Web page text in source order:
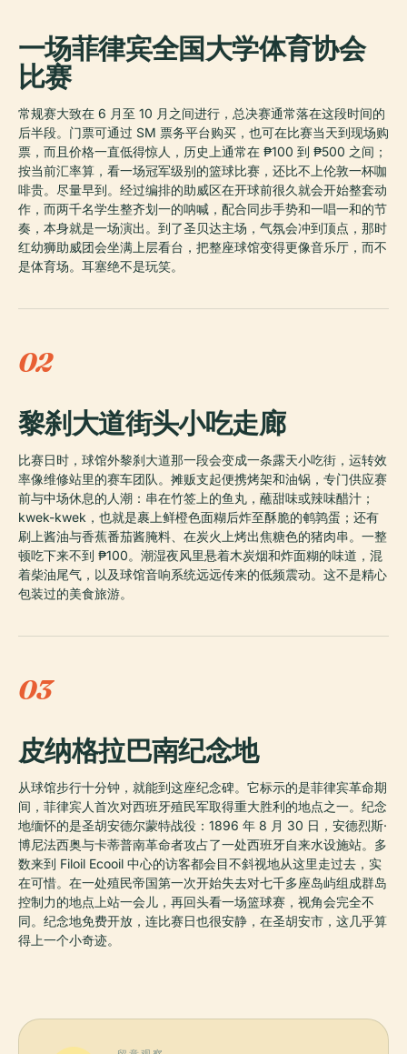
一场菲律宾全国大学体育协会
比赛
常规赛大致在 6 月至 10 月之间进行，总决赛通常落在这段时间的
后半段。门票可通过 SM 票务平台购买，也可在比赛当天到现场购
票，而且价格一直低得惊人，历史上通常在 ₱100 到 ₱500 之间；
按当前汇率算，看一场冠军级别的篮球比赛，还比不上伦敦一杯咖
啡贵。尽量早到。经过编排的助威区在开球前很久就会开始整套动
作，而两千名学生整齐划一的呐喊，配合同步手势和一唱一和的节
奏，本身就是一场演出。到了圣贝达主场，气氛会冲到顶点，那时
红幼狮助威团会坐满上层看台，把整座球馆变得更像音乐厅，而不
是体育场。耳塞绝不是玩笑。
02
黎刹大道街头小吃走廊
比赛日时，球馆外黎刹大道那一段会变成一条露天小吃街，运转效
率像维修站里的赛车团队。摊贩支起便携烤架和油锅，专门供应赛
前与中场休息的人潮：串在竹签上的鱼丸，蘸甜味或辣味醋汁；
kwek-kwek，也就是裹上鲜橙色面糊后炸至酥脆的鹌鹑蛋；还有
刷上酱油与香蕉番茄酱腌料、在炭火上烤出焦糖色的猪肉串。一整
顿吃下来不到 ₱100。潮湿夜风里悬着木炭烟和炸面糊的味道，混
着柴油尾气，以及球馆音响系统远远传来的低频震动。这不是精心
包装过的美食旅游。
03
皮纳格拉巴南纪念地
从球馆步行十分钟，就能到这座纪念碑。它标示的是菲律宾革命期
间，菲律宾人首次对西班牙殖民军取得重大胜利的地点之一。纪念
地缅怀的是圣胡安德尔蒙特战役：1896 年 8 月 30 日，安德烈斯·
博尼法西奥与卡蒂普南革命者攻占了一处西班牙自来水设施站。多
数来到 Filoil Ecooil 中心的访客都会目不斜视地从这里走过去，实
在可惜。在一处殖民帝国第一次开始失去对七千多座岛屿组成群岛
控制力的地点上站一会儿，再回头看一场篮球赛，视角会完全不
同。纪念地免费开放，连比赛日也很安静，在圣胡安市，这几乎算
得上一个小奇迹。